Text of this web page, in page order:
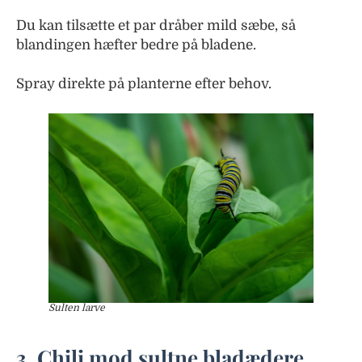
Du kan tilsætte et par dråber mild sæbe, så
blandingen hæfter bedre på bladene.
Spray direkte på planterne efter behov.
Sulten larve